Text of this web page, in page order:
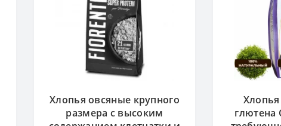
Хлопья овсяные крупного
размера с высоким
глютена